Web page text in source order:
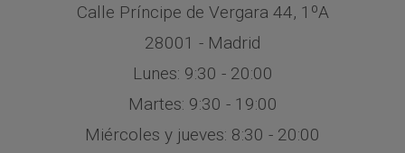
Calle Príncipe de Vergara 44, 1ºA
28001 - Madrid
Lunes: 9:30 - 20:00
Martes: 9:30 - 19:00
Miércoles y jueves: 8:30 - 20:00